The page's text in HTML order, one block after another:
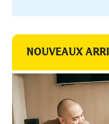
NOUVEAUX